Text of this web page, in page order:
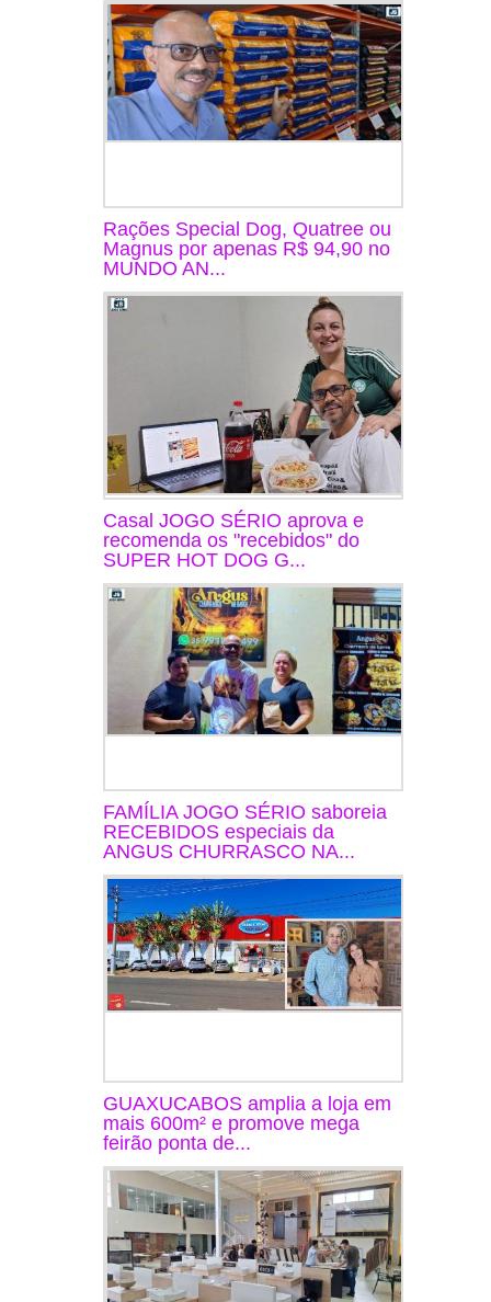
Rações Special Dog, Quatree ou
Magnus por apenas R$ 94,90 no
MUNDO AN...
Casal JOGO SÉRIO aprova e
recomenda os "recebidos" do
SUPER HOT DOG G...
FAMÍLIA JOGO SÉRIO saboreia
RECEBIDOS especiais da
ANGUS CHURRASCO NA...
GUAXUCABOS amplia a loja em
mais 600m² e promove mega
feirão ponta de...